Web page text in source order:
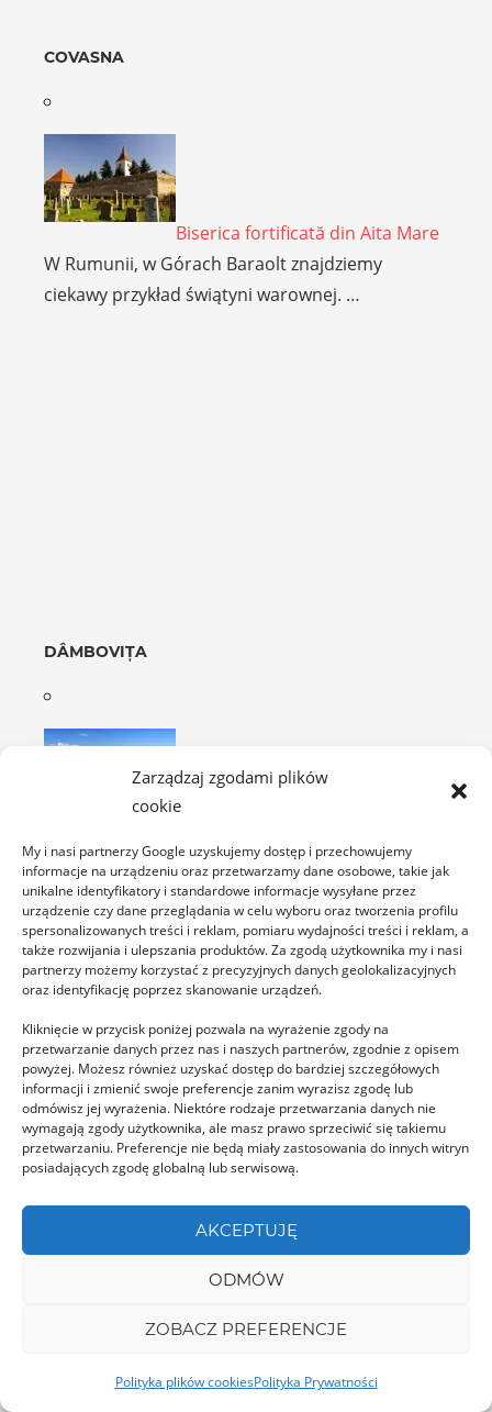
Zarządzaj zgodami plików
cookie
My i nasi partnerzy Google uzyskujemy dostęp i przechowujemy
informacje na urządzeniu oraz przetwarzamy dane osobowe, takie jak
unikalne identyfikatory i standardowe informacje wysyłane przez
urządzenie czy dane przeglądania w celu wyboru oraz tworzenia profilu
spersonalizowanych treści i reklam, pomiaru wydajności treści i reklam, a
także rozwijania i ulepszania produktów. Za zgodą użytkownika my i nasi
partnerzy możemy korzystać z precyzyjnych danych geolokalizacyjnych
oraz identyfikację poprzez skanowanie urządzeń.
Kliknięcie w przycisk poniżej pozwala na wyrażenie zgody na
przetwarzanie danych przez nas i naszych partnerów, zgodnie z opisem
powyżej. Możesz również uzyskać dostęp do bardziej szczegółowych
informacji i zmienić swoje preferencje zanim wyrazisz zgodę lub
odmówisz jej wyrażenia. Niektóre rodzaje przetwarzania danych nie
wymagają zgody użytkownika, ale masz prawo sprzeciwić się takiemu
przetwarzaniu. Preferencje nie będą miały zastosowania do innych witryn
posiadających zgodę globalną lub serwisową.
AKCEPTUJĘ
ODMÓW
ZOBACZ PREFERENCJE
Polityka plików cookiesPolityka Prywatności
COVASNA
Biserica fortificată din Aita Mare
W Rumunii, w Górach Baraolt znajdziemy
ciekawy przykład świątyni warownej. …
DÂMBOVIȚA
Góry Leaota to pasmo położone w centralnej
części Rumunii i zaliczane do Karpat
Południowych. Najwyższym …
GORJ
Budeşti – Cerkiew Josani
słomianych małych kapelusików, które w
niedziele noszą mężczyźni i …